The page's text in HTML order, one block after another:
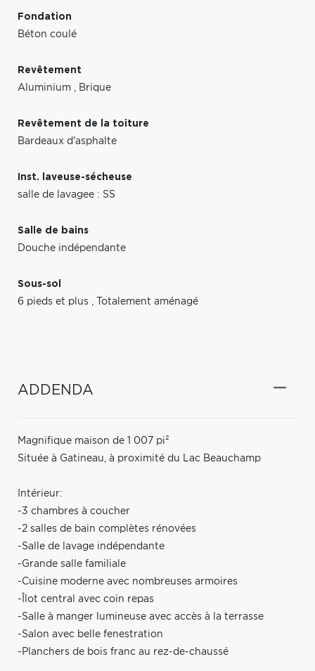
Fondation
Béton coulé
Revêtement
Aluminium , Brique
Revêtement de la toiture
Bardeaux d'asphalte
Inst. laveuse-sécheuse
salle de lavagee : SS
Salle de bains
Douche indépendante
Sous-sol
6 pieds et plus , Totalement aménagé
ADDENDA
Magnifique maison de 1 007 pi²
Située à Gatineau, à proximité du Lac Beauchamp
Intérieur:
-3 chambres à coucher
-2 salles de bain complètes rénovées
-Salle de lavage indépendante
-Grande salle familiale
-Cuisine moderne avec nombreuses armoires
-Îlot central avec coin repas
-Salle à manger lumineuse avec accès à la terrasse
-Salon avec belle fenestration
-Planchers de bois franc au rez-de-chaussé